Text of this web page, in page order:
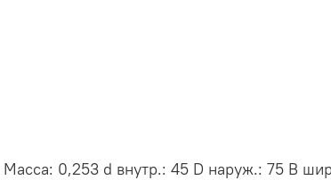
0,253 d внутр.: 45 D наруж.: 75 В